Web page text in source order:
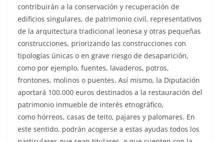
contribuirán a la conservación y recuperación de
edificios singulares, de patrimonio civil, representativos
de la arquitectura tradicional leonesa y otras pequeñas
construcciones, priorizando las construcciones con
tipologías únicas o en grave riesgo de desaparición,
como por ejemplo, fuentes, lavaderos, potros,
frontones, molinos o puentes. Así mismo, la Diputación
aportará 100.000 euros destinados a la restauración del
patrimonio inmueble de interés etnográfico,
como hórreos, casas de teito, pajares y palomares. En
este sentido, podrán acogerse a estas ayudas todos los